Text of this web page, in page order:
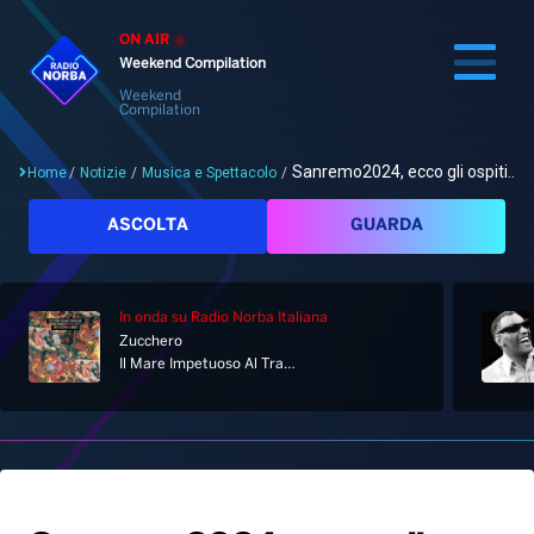
ON AIR
Weekend Compilation
Weekend
Compilation
Cerca
Home
Palinsesto
Notizie
Home/ Notizie / Musica e Spettacolo / Sanremo2024, ecco gli ospiti...
ASCOLTA GUARDA
In onda su Radio Norba Italiana
Zucchero
Il Mare Impetuoso Al Tramonto Sali' Sulla Luna E Dietro Una Tendina Di Stelle